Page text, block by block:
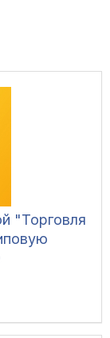
"Торговля